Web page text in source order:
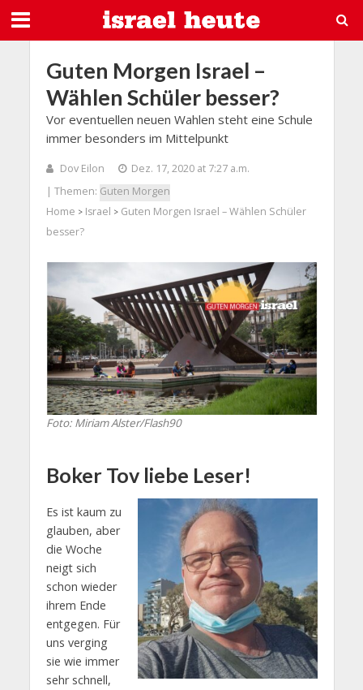
Guten Morgen Israel –
Wählen Schüler besser?
Vor eventuellen neuen Wahlen steht eine Schule
immer besonders im Mittelpunkt
Dov Eilon
Dez. 17, 2020 at 7:27 a.m.
| Themen: Guten Morgen
Home > Israel > Guten Morgen Israel – Wählen Schüler
besser?
Foto: Miriam Alster/Flash90
Boker Tov liebe Leser!
Es ist kaum zu
glauben, aber
die Woche
neigt sich
schon wieder
ihrem Ende
entgegen. Für
uns verging
sie wie immer
sehr schnell,